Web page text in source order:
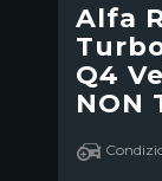
Alfa
Q4
NON